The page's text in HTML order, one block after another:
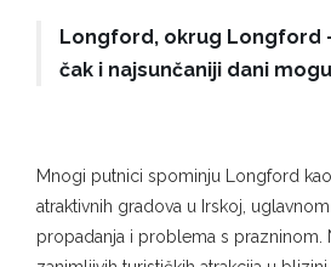
Longford, okrug Longford
čak i najsunčaniji dani
Mnogi putnici spominju Longford
atraktivnih gradova u Irskoj,
propadanja i problema s prazninom.